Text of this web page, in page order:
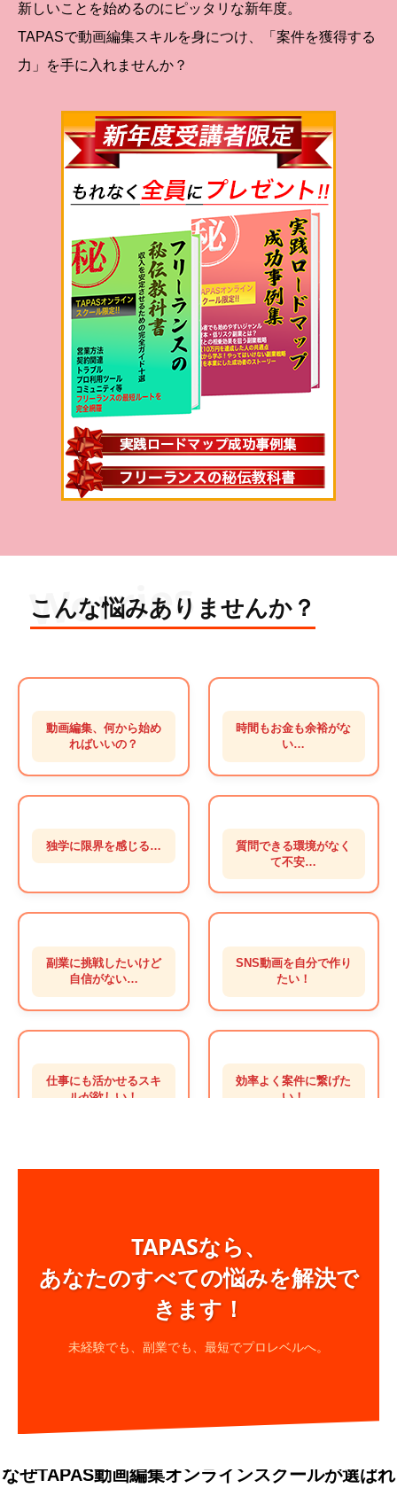
新しいことを始めるのにピッタリな新年度。
TAPASで動画編集スキルを身につけ、「案件を獲得する
力」を手に入れませんか？
Worries
こんな悩みありませんか？
動画編集、何から始め
ればいいの？
時間もお金も余裕がな
い…
独学に限界を感じる…
質問できる環境がなく
て不安…
副業に挑戦したいけど
自信がない…
SNS動画を自分で作り
たい！
仕事にも活かせるスキ
ルが欲しい！
効率よく案件に繋げた
い！
TAPASなら、
あなたのすべての悩みを解決で
きます！
未経験でも、副業でも、最短でプロレベルへ。
なぜTAPAS動画編集オンラインスクールが選ばれ